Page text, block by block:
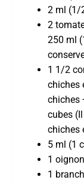
2 ml (1/
2
250 ml
1 1/2
chiches
chiches
cubes
chiches
5 ml (1
1
1